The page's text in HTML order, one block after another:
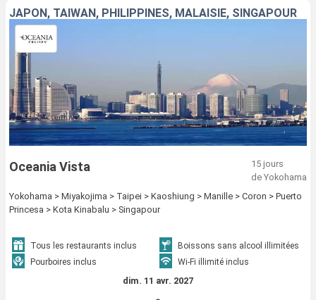
Mois de départ
Ports
Rechercher
JAPON, TAÏWAN, PHILIPPINES, MALAISIE, SINGAPOUR
Oceania Vista
15 jours
de Yokohama
Yokohama > Miyakojima > Taipei > Kaoshiung > Manille > Coron > Puerto
Princesa > Kota Kinabalu > Singapour
Tous les restaurants inclus
Boissons sans alcool illimitées
Pourboires inclus
Wi-Fi illimité inclus
dim. 11 avr. 2027